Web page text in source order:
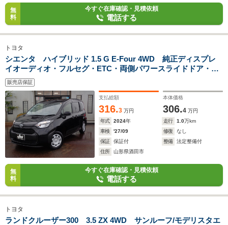
無
料
今すぐ在庫確認・見積依頼
電話する
トヨタ
シエンタ ハイブリッド 1.5 G E-Four 4WD 純正ディスプレ
イオーディオ・フルセグ・ETC・両側パワースライドドア・全
方位カメラ・LEDヘッドライト・スマートキー・Pスタート
販売店保証
支払総額
316.3 万円
本体価格
306.4 万円
年式
2024年 走行 1.0万km
車検
'27/09 修復
なし
保証
保証付 整備
法定整備付
住所
山形県酒田市
無
料
今すぐ在庫確認・見積依頼
電話する
トヨタ
ランドクルーザー300 3.5 ZX 4WD サンルーフ/モデリスタエ